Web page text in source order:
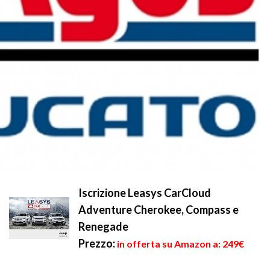
Iscrizione Leasys CarCloud
Adventure Cherokee, Compass e
Renegade
Prezzo: in offerta su Amazon a: 249€